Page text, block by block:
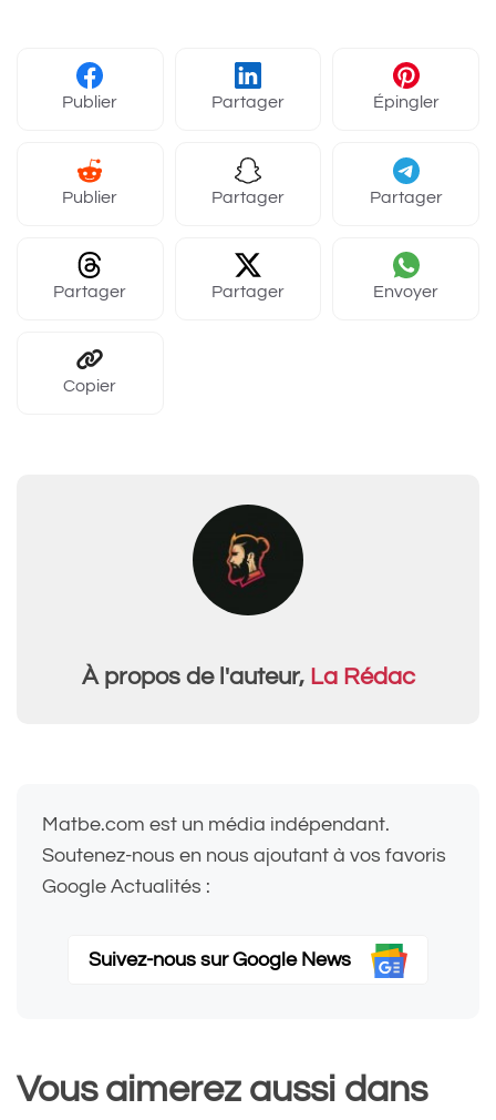
Publier Partager Épingler
Publier Partager Partager
Partager Partager Envoyer
Copier
À propos de l'auteur, La Rédac
Matbe.com est un média indépendant.
Soutenez-nous en nous ajoutant à vos favoris
Google Actualités :
Suivez-nous sur Google News
Vous aimerez aussi dans